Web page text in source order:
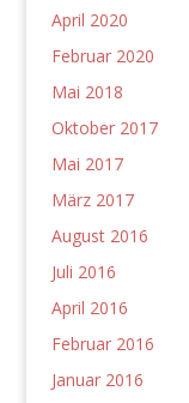
April 2020
Februar 2020
Mai 2018
Oktober 2017
Mai 2017
März 2017
August 2016
Juli 2016
April 2016
Februar 2016
Januar 2016